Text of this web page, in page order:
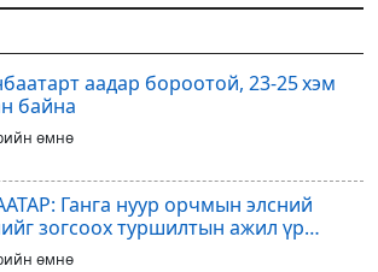
ий
өнөөдөр/2026.07.31/ болно. Энэ
эзэд нь бантам жингийн аварга
аадар бороотой, 23-25 хэм
байна
өмнө
Ганга нуур орчмын элсний
зогсоох туршилтын ажил үр
өгч эхэлжээ
өмнө